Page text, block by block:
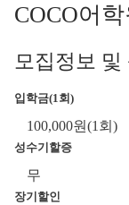
COCO어
모집정보 및
입학금(1회)
100,000원(1회)
성수기할증
무
장기할인